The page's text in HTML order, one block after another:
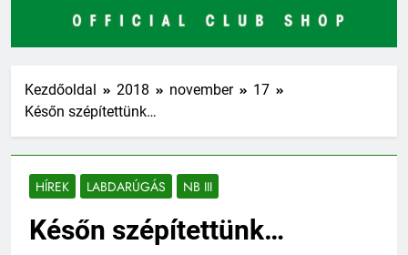
Kezdőoldal 2018 november
17
Későn szépítettünk…
HÍREK LABDARÚGÁS NB III
Későn szépítettünk…